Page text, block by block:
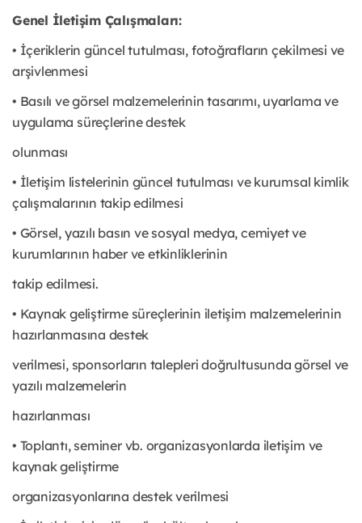
Genel İletişim Çalışmaları:
• İçeriklerin güncel tutulması, fotoğrafların çekilmesi ve
arşivlenmesi
• Basılı ve görsel malzemelerinin tasarımı, uyarlama ve
uygulama süreçlerine destek
olunması
• İletişim listelerinin güncel tutulması ve kurumsal kimlik
çalışmalarının takip edilmesi
• Görsel, yazılı basın ve sosyal medya, cemiyet ve
kurumlarının haber ve etkinliklerinin
takip edilmesi.
• Kaynak geliştirme süreçlerinin iletişim malzemelerinin
hazırlanmasına destek
verilmesi, sponsorların talepleri doğrultusunda görsel ve
yazılı malzemelerin
hazırlanması
• Toplantı, seminer vb. organizasyonlarda iletişim ve
kaynak geliştirme
organizasyonlarına destek verilmesi